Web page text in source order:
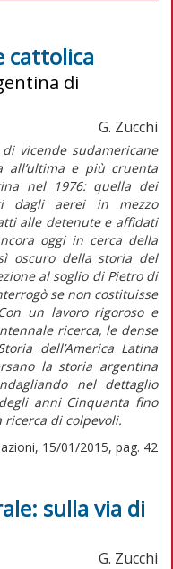
cattolica
di
G. Zucchi
vicende sudamericane
all’ultima e più cruenta
nel 1976: quella dei
dagli aerei in mezzo
alle detenute e affidati
oggi in cerca della
oscuro della storia del
al soglio di Pietro di
se non costituisse
un lavoro rigoroso e
ricerca, le dense
dell’America Latina
la storia argentina
nel dettaglio
anni Cinquanta fino
di colpevoli.
15/01/2015, pag. 42
sulla via di
G. Zucchi